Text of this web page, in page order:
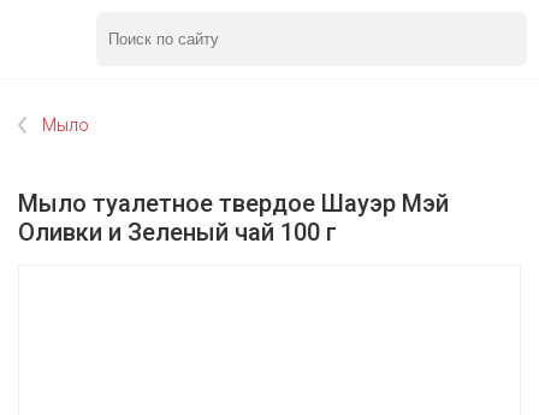
Мыло
Мыло туалетное твердое Шауэр Мэй
Оливки и Зеленый чай 100 г